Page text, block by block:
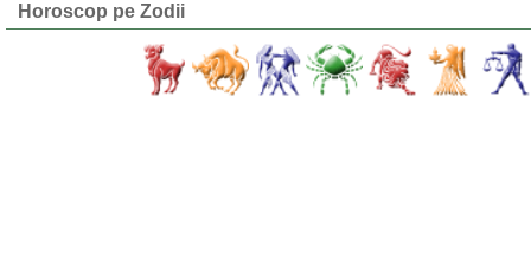
Horoscop pe Zodii